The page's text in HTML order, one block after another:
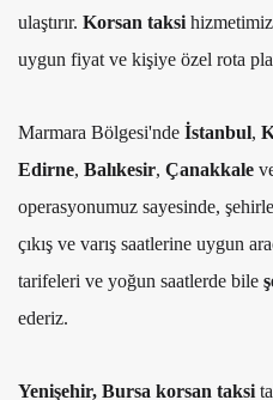
ulaştırır. Korsan taksi
uygun fiyat ve kişiye özel rota
Marmara Bölgesi'nde İstanbul,
Edirne, Balıkesir, Çanakkale
operasyonumuz sayesinde,
çıkış ve varış saatlerine uygun
tarifeleri ve yoğun saatlerde bile
ederiz.
Yenişehir, Bursa korsan taksi